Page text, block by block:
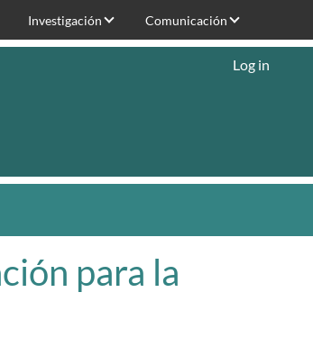
Investigación Comunicación
Log in
para la